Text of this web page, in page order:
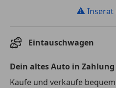
⚠ Inserat
Eintauschwagen
Dein altes Auto in Zahlung
Kaufe und verkaufe